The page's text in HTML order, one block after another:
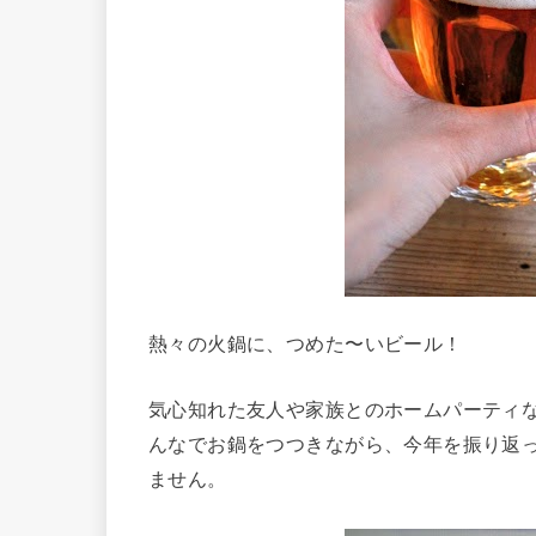
熱々の火鍋に、つめた〜いビール！
気心知れた友人や家族とのホームパーティ
んなでお鍋をつつきながら、今年を振り返
ません。